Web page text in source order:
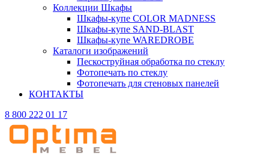
Коллекции Шкафы
Шкафы-купе COLOR MADNESS
Шкафы-купе SAND-BLAST
Шкафы-купе WAREDROBE
Каталоги изображений
Пескоструйная обработка по стеклу
Фотопечать по стеклу
Фотопечать для стеновых панелей
КОНТАКТЫ
8 800 222 01 17